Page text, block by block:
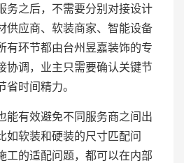
务之后，不需要分别对接设计
供应商、软装商家、智能设备
有环节都由台州昱嘉装饰的专
协调，业主只需要确认关键节
时间精力。
能有效避免不同服务商之间出
如软装和硬装的尺寸匹配问
工的适配问题，都可以在内部